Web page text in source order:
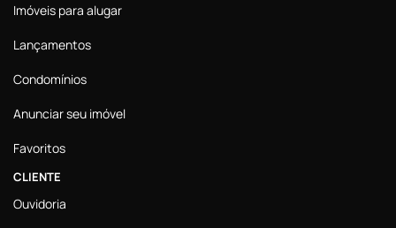
Imóveis para alugar
Lançamentos
Condomínios
Anunciar seu imóvel
Favoritos
CLIENTE
Ouvidoria